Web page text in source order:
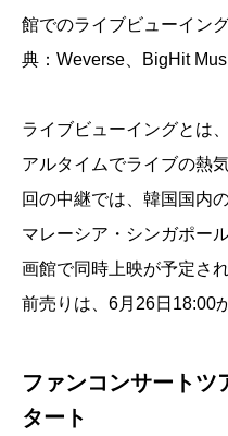
館でのライブビューイン
典：Weverse、BigHit
ライブビューイングとは
アルタイムでライブの熱
回の中継では、韓国国内
マレーシア・シンガポー
画館で同時上映が予定さ
前売りは、6月26日18:00
ファンコンサートツ
タート